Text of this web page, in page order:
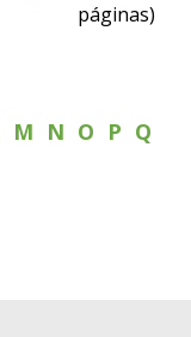
páginas)
M N O P Q